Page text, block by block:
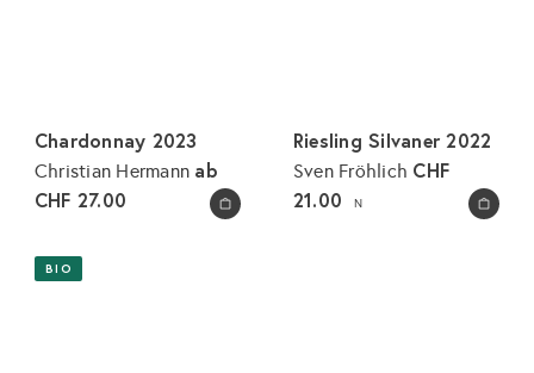
In den Warenkorb legen
Chardonnay 2023
Christian Hermann ab
CHF 27.00
In den Warenkorb legen
Riesling Silvaner 2022
Sven Fröhlich CHF
21.00
N
BIO